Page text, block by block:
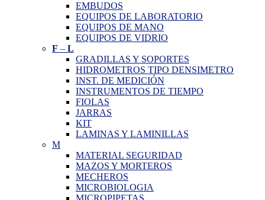
EMBUDOS
EQUIPOS DE LABORATORIO
EQUIPOS DE MANO
EQUIPOS DE VIDRIO
F – L
GRADILLAS Y SOPORTES
HIDROMETROS TIPO DENSIMETRO
INST. DE MEDICIÓN
INSTRUMENTOS DE TIEMPO
FIOLAS
JARRAS
KIT
LAMINAS Y LAMINILLAS
M
MATERIAL SEGURIDAD
MAZOS Y MORTEROS
MECHEROS
MICROBIOLOGIA
MICROPIPETAS